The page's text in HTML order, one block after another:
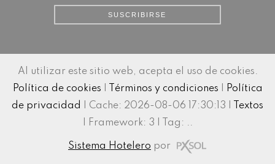
SUSCRIBIRSE
Al utilizar este sitio web, acepta el uso de cookies.
Política de cookies
Términos y condiciones
Política
de privacidad
Cache: 2026-08-06 17:30:13 |
Textos
Framework: 3 | Tag: ..
Sistema Hotelero por